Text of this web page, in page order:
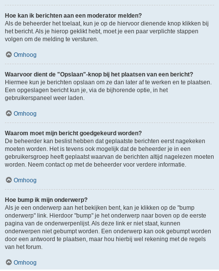
Hoe kan ik berichten aan een moderator melden?
Als de beheerder het toelaat, kun je op de hiervoor dienende knop klikken bij
het bericht. Als je hierop geklikt hebt, moet je een paar verplichte stappen
volgen om de melding te versturen.
Omhoog
Waarvoor dient de "Opslaan"-knop bij het plaatsen van een bericht?
Hiermee kun je berichten opslaan om ze dan later af te werken en te plaatsen.
Een opgeslagen bericht kun je, via de bijhorende optie, in het
gebruikerspaneel weer laden.
Omhoog
Waarom moet mijn bericht goedgekeurd worden?
De beheerder kan beslist hebben dat geplaatste berichten eerst nagekeken
moeten worden. Het is tevens ook mogelijk dat de beheerder je in een
gebruikersgroep heeft geplaatst waarvan de berichten altijd nagelezen moeten
worden. Neem contact op met de beheerder voor verdere informatie.
Omhoog
Hoe bump ik mijn onderwerp?
Als je een onderwerp aan het bekijken bent, kan je klikken op de "bump
onderwerp" link. Hierdoor "bump" je het onderwerp naar boven op de eerste
pagina van de onderwerpenlijst. Als deze link er niet staat, kunnen
onderwerpen niet gebumpt worden. Een onderwerp kan ook gebumpt worden
door een antwoord te plaatsen, maar hou hierbij wel rekening met de regels
van het forum.
Omhoog